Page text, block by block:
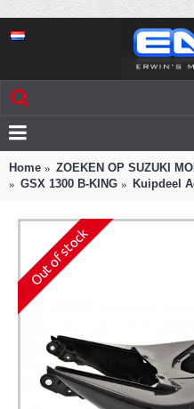
Home ZOEKEN OP SUZUKI
GSX 1300 B-KING
Kuipdeel
Out of stock